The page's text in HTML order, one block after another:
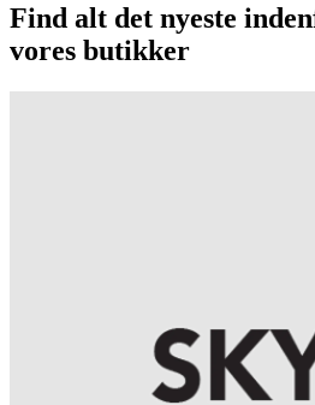
Find alt det nyeste
vores butikker